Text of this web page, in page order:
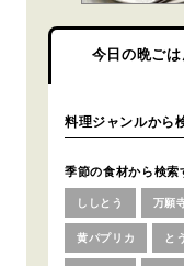
今日の晩ごは
季節の食材から検索
ししとう 万願
黄パプリカ と